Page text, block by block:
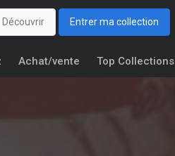
Découvrir Entrer ma collection
Achat/vente Top Collections